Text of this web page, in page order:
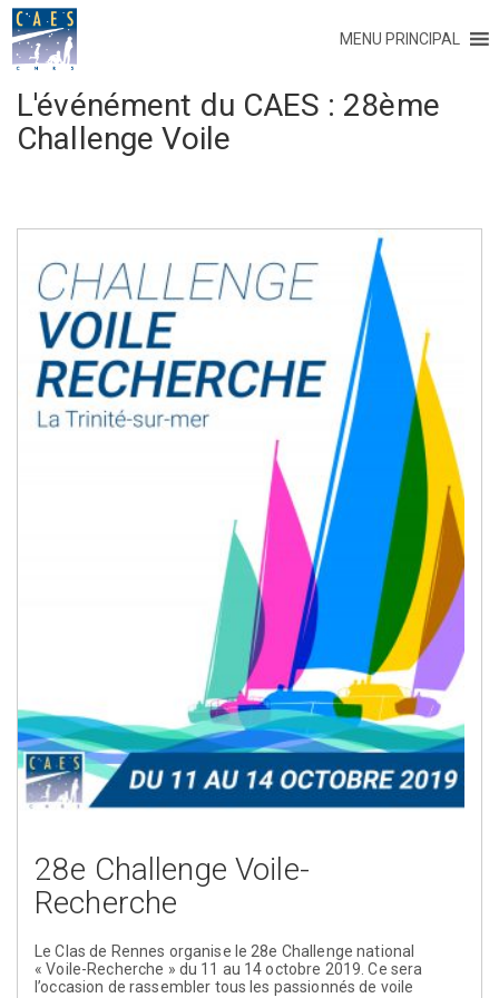
MENU PRINCIPAL
L'événément du CAES : 28ème
Challenge Voile
28e Challenge Voile-
Recherche
Le Clas de Rennes organise le 28e Challenge national
« Voile-Recherche » du 11 au 14 octobre 2019. Ce sera
l’occasion de rassembler tous les passionnés de voile